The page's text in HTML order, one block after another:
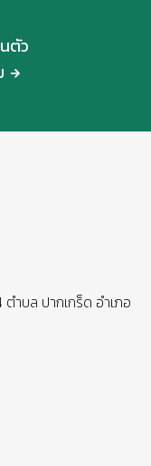
ตัว
ำบล ปากเกร็ด อำเภอ